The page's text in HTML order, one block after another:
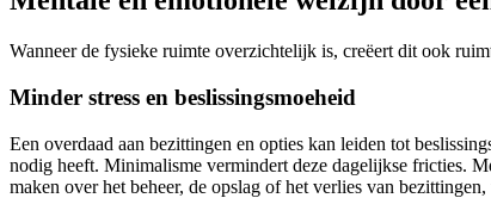
Wanneer de fysieke ruimte overzichtelijk is, creëert dit ook
Minder stress en beslissingsmoeheid
Een overdaad aan bezittingen en opties kan leiden tot
nodig heeft. Minimalisme vermindert deze dagelijkse fricties.
maken over het beheer, de opslag of het verlies van